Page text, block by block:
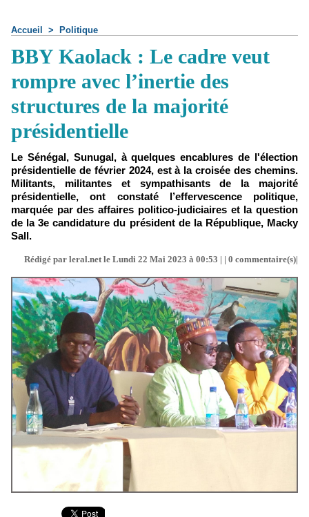
Accueil > Politique
BBY Kaolack : Le cadre veut
rompre avec l’inertie des
structures de la majorité
présidentielle
Le Sénégal, Sunugal, à quelques encablures de l'élection
présidentielle de février 2024, est à la croisée des chemins.
Militants, militantes et sympathisants de la majorité
présidentielle, ont constaté l’effervescence politique,
marquée par des affaires politico-judiciaires et la question
de la 3e candidature du président de la République, Macky
Sall.
Rédigé par leral.net le Lundi 22 Mai 2023 à 00:53 | | 0 commentaire(s)|